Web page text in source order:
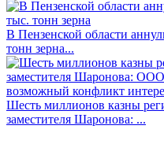
В Пензенской области
тонн зерна...
Шесть миллионов казны
заместителя Шаронова: ...